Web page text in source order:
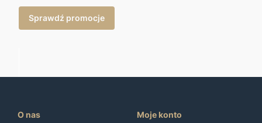
Sprawdź promocje
O nas Moje konto